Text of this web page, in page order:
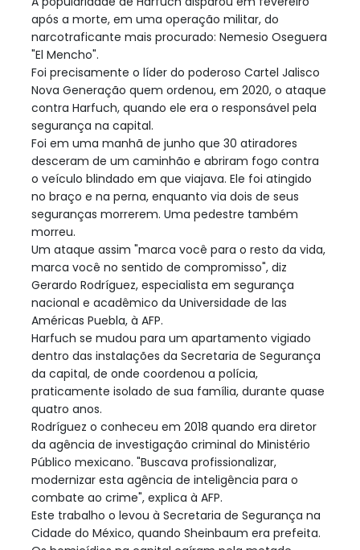
após a morte, em uma operação militar, do
narcotraficante mais procurado: Nemesio Oseguera
"El Mencho".
Foi precisamente o líder do poderoso Cartel Jalisco
Nova Generação quem ordenou, em 2020, o ataque
contra Harfuch, quando ele era o responsável pela
segurança na capital.
Foi em uma manhã de junho que 30 atiradores
desceram de um caminhão e abriram fogo contra
o veículo blindado em que viajava. Ele foi atingido
no braço e na perna, enquanto via dois de seus
seguranças morrerem. Uma pedestre também
morreu.
Um ataque assim "marca você para o resto da vida,
marca você no sentido de compromisso", diz
Gerardo Rodríguez, especialista em segurança
nacional e acadêmico da Universidade de las
Américas Puebla, à AFP.
Harfuch se mudou para um apartamento vigiado
dentro das instalações da Secretaria de Segurança
da capital, de onde coordenou a polícia,
praticamente isolado de sua família, durante quase
quatro anos.
Rodríguez o conheceu em 2018 quando era diretor
da agência de investigação criminal do Ministério
Público mexicano. "Buscava profissionalizar,
modernizar esta agência de inteligência para o
combate ao crime", explica à AFP.
Este trabalho o levou à Secretaria de Segurança na
Cidade do México, quando Sheinbaum era prefeita.